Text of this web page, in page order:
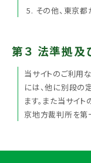
その他、東京
第３ 法準拠及
当サイトのご利用
には、他に別段の
ます。また当サイ
京地方裁判所を第